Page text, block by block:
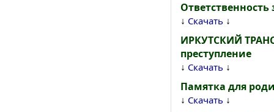
↓ Скачать ↓
ИРКУТСКИЙ
преступление
↓ Скачать ↓
Памятка для
↓ Скачать ↓